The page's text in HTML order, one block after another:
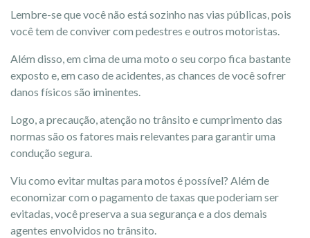
Lembre-se que você não está sozinho nas vias públicas, pois
você tem de conviver com pedestres e outros motoristas.
Além disso, em cima de uma moto o seu corpo fica bastante
exposto e, em caso de acidentes, as chances de você sofrer
danos físicos são iminentes.
Logo, a precaução, atenção no trânsito e cumprimento das
normas são os fatores mais relevantes para garantir uma
condução segura.
Viu como evitar multas para motos é possível? Além de
economizar com o pagamento de taxas que poderiam ser
evitadas, você preserva a sua segurança e a dos demais
agentes envolvidos no trânsito.